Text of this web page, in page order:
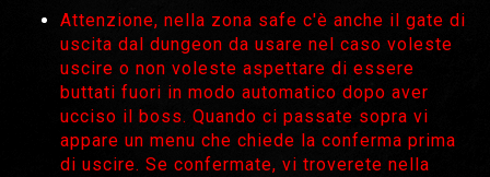
Attenzione, nella zona safe c'è anche il gate di
uscita dal dungeon da usare nel caso voleste
uscire o non voleste aspettare di essere
buttati fuori in modo automatico dopo aver
ucciso il boss. Quando ci passate sopra vi
appare un menu che chiede la conferma prima
di uscire. Se confermate, vi troverete nella